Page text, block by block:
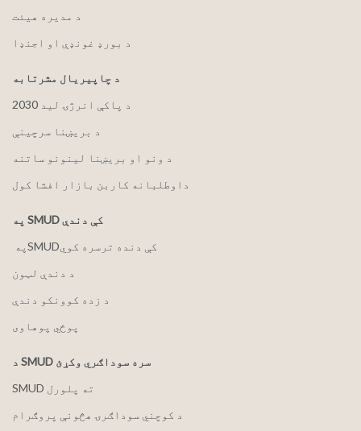
د مدیره هیئت
د بورډ غونډې او اجنډا
د چاپیریال مشرتابه
2030 د پاکې انرژۍ لید
د بریښنا سرچینې
د ونو او بریښنا لینونو ساتنه
داوطلبانه کاربن بازار افشا کول
په SMUD کې دندې
په ‏‎SMUD‎‏ کې دنده ترسره کوي
د دندې لټون
د زده کوونکو دندې
پوځي پوهاوی
د SMUD سره سوداګري وکړئ
SMUD ته پلورل
د کوچني سوداګرۍ هڅونې پروګرام